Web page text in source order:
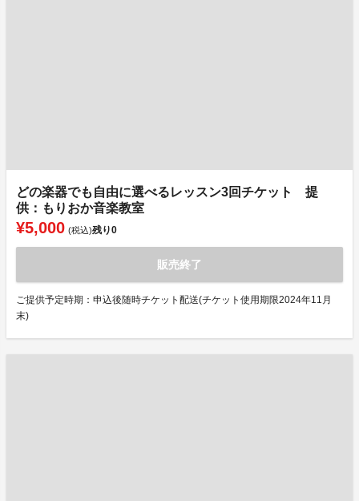
どの楽器でも自由に選べるレッスン3回チケット 提
供：もりおか音楽教室
¥5,000 (税込)残り0
販売終了
ご提供予定時期：申込後随時チケット配送(チケット使用期限2024年11月
末)